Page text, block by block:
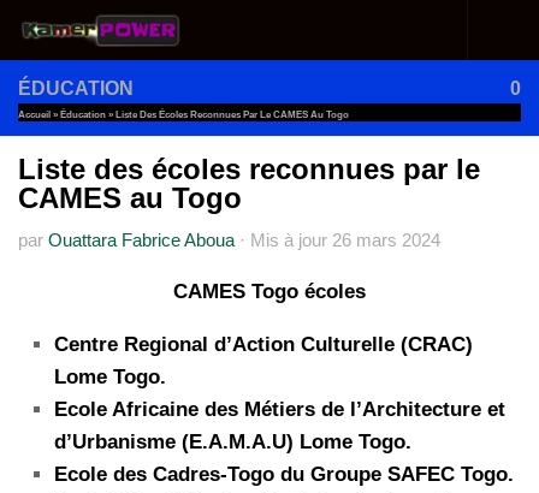
Au dessous du contenu
ÉDUCATION 0
Accueil » Éducation » Liste Des Écoles Reconnues Par Le CAMES Au Togo
Liste des écoles reconnues par le
CAMES au Togo
par Ouattara Fabrice Aboua · Mis à jour 26 mars 2024
CAMES Togo écoles
Centre Regional d’Action Culturelle (CRAC)
Lome Togo.
Ecole Africaine des Métiers de l’Architecture et
d’Urbanisme (E.A.M.A.U) Lome Togo.
Ecole des Cadres-Togo du Groupe SAFEC Togo.